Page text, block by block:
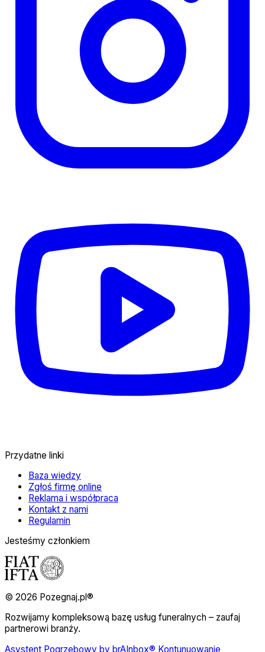
Przydatne linki
Baza wiedzy
Zgłoś firmę online
Reklama i współpraca
Kontakt z nami
Regulamin
Jesteśmy członkiem
© 2026 Pozegnaj.pl®
Rozwijamy kompleksową bazę usług funeralnych – zaufaj
partnerowi branży.
Asystent Pogrzebowy by brAInbox® Kontunuowanie